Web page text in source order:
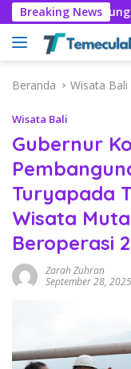
Langsung
ke
konten
Breaking News
Bandung
Beranda Wisata Bali
Wisata Bali
Gubernur
Turyapada
Wisata
Beroperasi
Zarah Zuhran
September 28, 2025